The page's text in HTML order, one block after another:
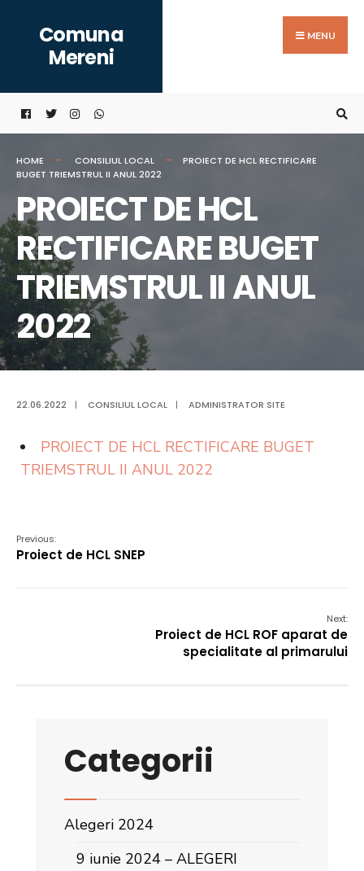
content
Comuna
Mereni
MENU
HOME CONSILIUL LOCAL
PROIECT DE HCL RECTIFICARE
BUGET TRIEMSTRUL II ANUL 2022
PROIECT DE HCL
RECTIFICARE BUGET
TRIEMSTRUL II ANUL
2022
22.06.2022 | CONSILIUL LOCAL | ADMINISTRATOR SITE
PROIECT DE HCL RECTIFICARE BUGET
TRIEMSTRUL II ANUL 2022
Previous:
Proiect de HCL SNEP
Next:
Proiect de HCL ROF aparat de
specialitate al primarului
Categorii
Alegeri 2024
9 iunie 2024 – ALEGERI
for: